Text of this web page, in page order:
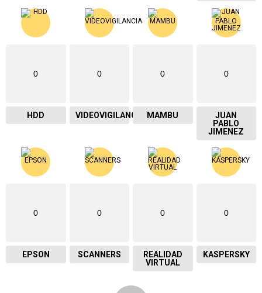
0
HDD
0
VIDEOVIGILANCIA
0
MAMBU
0
JUAN
PABLO
JIMENEZ
0
EPSON
0
SCANNERS
0
REALIDAD
VIRTUAL
0
KASPERSKY